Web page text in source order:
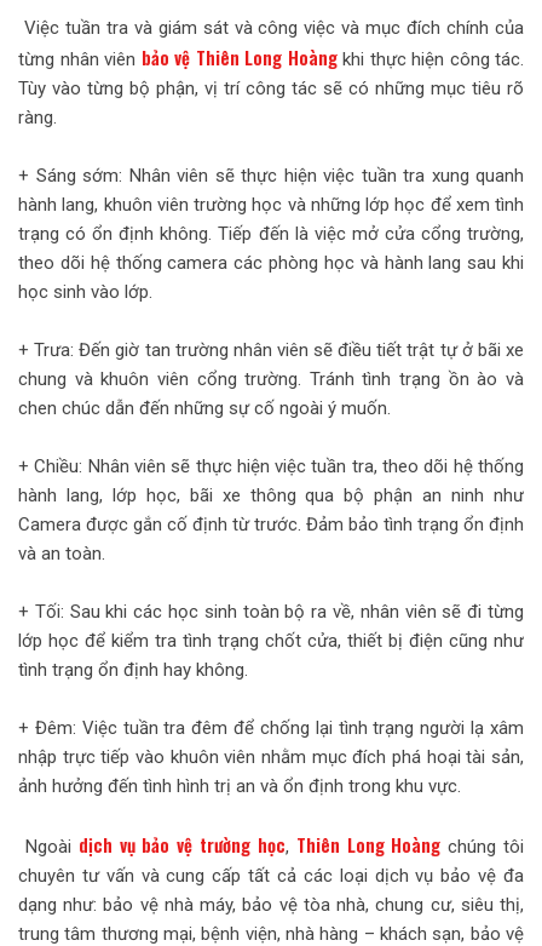
Việc tuần tra và giám sát và công việc và mục đích chính của
từng nhân viên bảo vệ Thiên Long Hoàngkhi thực hiện công tác.
Tùy vào từng bộ phận, vị trí công tác sẽ có những mục tiêu rõ
ràng.
+ Sáng sớm: Nhân viên sẽ thực hiện việc tuần tra xung quanh
hành lang, khuôn viên trường học và những lớp học để xem tình
trạng có ổn định không. Tiếp đến là việc mở cửa cổng trường,
theo dõi hệ thống camera các phòng học và hành lang sau khi
học sinh vào lớp.
+ Trưa: Đến giờ tan trường nhân viên sẽ điều tiết trật tự ở bãi xe
chung và khuôn viên cổng trường. Tránh tình trạng ồn ào và
chen chúc dẫn đến những sự cố ngoài ý muốn.
+ Chiều: Nhân viên sẽ thực hiện việc tuần tra, theo dõi hệ thống
hành lang, lớp học, bãi xe thông qua bộ phận an ninh như
Camera được gắn cố định từ trước. Đảm bảo tình trạng ổn định
và an toàn.
+ Tối: Sau khi các học sinh toàn bộ ra về, nhân viên sẽ đi từng
lớp học để kiểm tra tình trạng chốt cửa, thiết bị điện cũng như
tình trạng ổn định hay không.
+ Đêm: Việc tuần tra đêm để chống lại tình trạng người lạ xâm
nhập trực tiếp vào khuôn viên nhằm mục đích phá hoại tài sản,
ảnh hưởng đến tình hình trị an và ổn định trong khu vực.
Ngoài dịch vụ bảo vệ trường học, Thiên Long Hoàngchúng tôi
chuyên tư vấn và cung cấp tất cả các loại dịch vụ bảo vệ đa
dạng như: bảo vệ nhà máy, bảo vệ tòa nhà, chung cư, siêu thị,
trung tâm thương mại, bệnh viện, nhà hàng – khách sạn, bảo vệ